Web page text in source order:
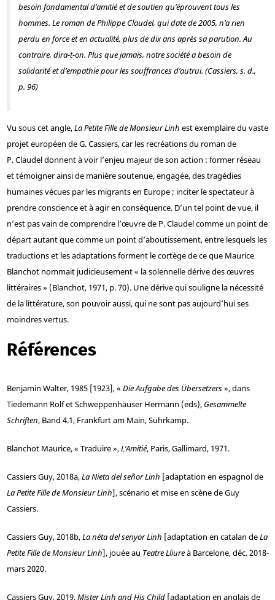
besoin fondamental d’amitié et de soutien qu’éprouvent tous les
hommes. Le roman de Philippe Claudel, qui date de 2005, n’a rien
perdu en force et en actualité, plus de dix ans après sa parution. Au
contraire, dira-t-on. Plus que jamais, notre société a besoin de
solidarité et d’empathie pour les souffrances d’autrui. (Cassiers, s. d.,
p. 96)
Vu sous cet angle,La Petite Fille de Monsieur Linh est exemplaire du vaste
projet européen de G. Cassiers, car les recréations du roman de
P. Claudel donnent à voir l’enjeu majeur de son action : former réseau
et témoigner ainsi de manière soutenue, engagée, des tragédies
humaines vécues par les migrants en Europe ; inciter le spectateur à
prendre conscience et à agir en conséquence. D’un tel point de vue, il
n’est pas vain de comprendre l’œuvre de P. Claudel comme un point de
départ autant que comme un point d’aboutissement, entre lesquels les
traductions et les adaptations forment le cortège de ce que Maurice
Blanchot nommait judicieusement « la solennelle dérive des œuvres
littéraires » (Blanchot, 1971, p. 70). Une dérive qui souligne la nécessité
de la littérature, son pouvoir aussi, qui ne sont pas aujourd’hui ses
moindres vertus.
Références
Benjamin Walter, 1985 [1923], « Die Aufgabe des Übersetzers», dans
Tiedemann Rolf etSchweppenhäuserHermann (eds), Gesammelte
Schriften, Band 4.1, Frankfurt am Main, Suhrkamp.
BlanchotMaurice, « Traduire »,L’Amitié, Paris, Gallimard, 1971.
CassiersGuy, 2018a,La Nieta del señor Linh [adaptation en espagnol de
La Petite Fille de Monsieur Linh], scénario et mise en scène de Guy
Cassiers.
CassiersGuy, 2018b,La néta del senyor Linh [adaptation en catalan deLa
Petite Fille de Monsieur Linh], jouée au Teatre Lliureà Barcelone, déc. 2018-
mars 2020.
CassiersGuy, 2019,Mister Linh and His Child[adaptation en anglais de